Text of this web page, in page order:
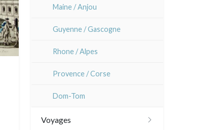
Maine / Anjou
Guyenne / Gascogne
Rhone / Alpes
Provence / Corse
Dom-Tom
Voyages